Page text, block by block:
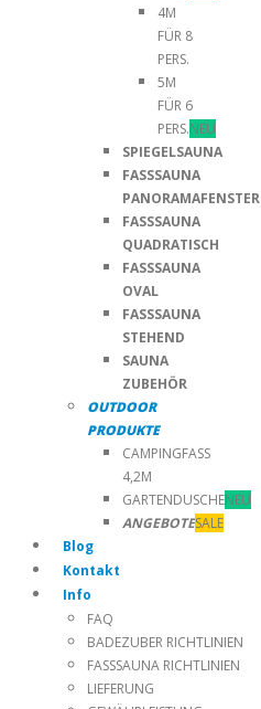
4M
FÜR 8
PERS.
5M
FÜR 6
PERS.NEU
SPIEGELSAUNA
FASSSAUNA
PANORAMAFENSTER
FASSSAUNA
QUADRATISCH
FASSSAUNA
OVAL
FASSSAUNA
STEHEND
SAUNA
ZUBEHÖR
OUTDOOR
PRODUKTE
CAMPINGFASS
4,2M
GARTENDUSCHENEU
ANGEBOTESALE
Blog
Kontakt
Info
FAQ
BADEZUBER RICHTLINIEN
FASSSAUNA RICHTLINIEN
LIEFERUNG